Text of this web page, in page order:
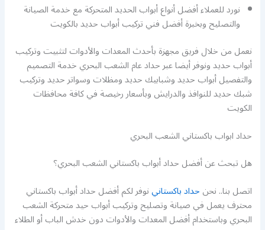
نورد للعملاء أفضل أنواع أبواب الحديد المتحركة مع خدمة الصيانة
والتصليح وبخبرة أفضل فني تركيب أبواب حديد بالكويت
نعمل من خلال فريق مجهزة بأحدث المعدات والأدوات لتثبيت وتركيب
أبواب حديد ونوفر أيضا عبر حداد عام الشعب البحري خدمة التصميم
والتفصيل أبواب حديد وشبابيك حديد ومظلات وسواتر حديد وتركيب
شبك حديد للنوافذ والدرايش وبأسعار رخيصة في كافة محافظات
الكويت
حداد ابواب باكستاني الشعب البحري
هل تبحث عن أفضل حداد أبواب باكستاني الشعب البحري؟
اتصل بنا.. نحنحداد باكستانينوفر لكم أفضل حداد أبواب باكستاني
محترف يعمل في صيانة وتصليح وتركيب أبواب حيد متحركة الشعب
البحري وباستخدام أفضل المعدات والأدوات دون خدش الباب أو الطلاء